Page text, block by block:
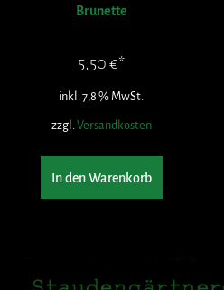
Brunette
5,50 €
inkl. 7,8 % MwSt.
zzgl.Versandkosten
In den Warenkorb